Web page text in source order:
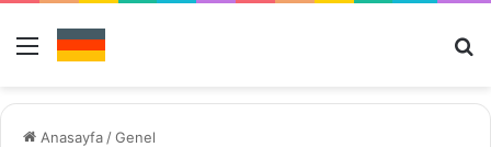
Menü
Anasayfa /Genel